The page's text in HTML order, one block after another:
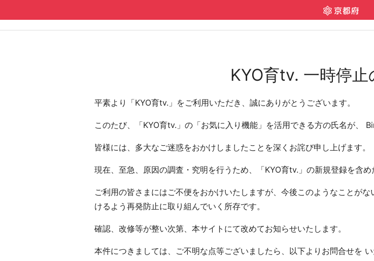
ナビゲーションへ
ホームへ
KYO育tv. 一時停
平素より「KYO育tv.」をご利用いただき、誠にありがとうございます。
このたび、「KYO育tv.」の「お気に入り機能」を活用できる方の氏名が、
皆様には、多大なご迷惑をおかけしましたことを深くお詫び申し上げます。
現在、至急、原因の調査・究明を行うため、「KYO育tv.」の新規登録を含め
ご利用の皆さまにはご不便をおかけいたしますが、今後このようなことが
けるよう再発防止に取り組んでいく所存です。
確認、改修等が整い次第、本サイトにて改めてお知らせいたします。
本件につきましては、ご不明な点等ございましたら、以下よりお問合せを